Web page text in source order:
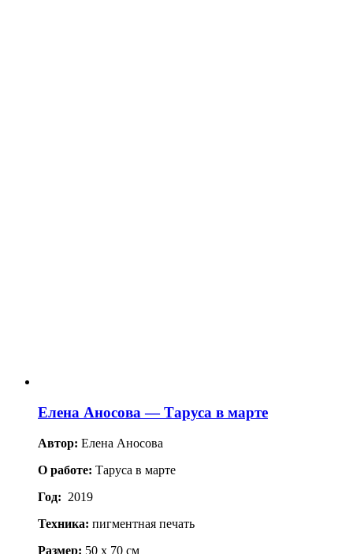
Елена Аносова — Таруса в марте
Автор: Елена Аносова
О работе: Таруса в марте
Год: 2019
Техника: пигментная печать
Размер: 50 x 70 см